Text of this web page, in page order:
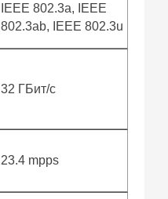
IEEE 802.3a, IEEE
802.3ab, IEEE 802.3u
32 ГБит/с
23.4 mpps